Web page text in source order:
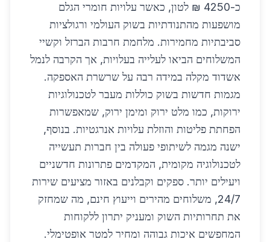
כ-4250 ₪ לטון, כאשר עלויות חומרי הגלם
מושפעות מהתנודתיות בשוק העולמי ורגולציות
סביבתיות מחמירות. מלחמת חרבות הברזל וקשיי
המשלוחים הביאו לעלייה בעלויות, אך הקרבה לנמל
אשדוד מקלה במידה רבה על שרשרת האספקה.
מגמות חדשות בשוק כוללות מעבר לטכנולוגיות
ירוקות, כמו מלט ירוק ומימן ירוק, שמאפשרות
הפחתת פליטות והוזלת עלויות אנרגטיות. בנוסף,
ישנה מגמה לשיתופי פעולה בין חברות תעשייה
לטכנולוגיה מקומית, המקדמים פתרונות חדשניים
ויעילים יותר. ספקים וקבלנים באזור מציעים שירות
24/7, משלוחים מהירים וייעוץ חינם, מה שמחזק
את תחרותיות השוק ומעניק יתרון ללקוחות
המחפשים איכות גבוהה ומחיר למטר אופטימלי.